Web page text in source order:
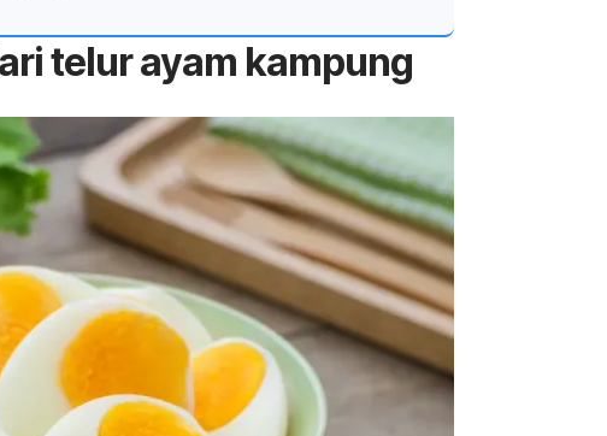
telur ayam kampung